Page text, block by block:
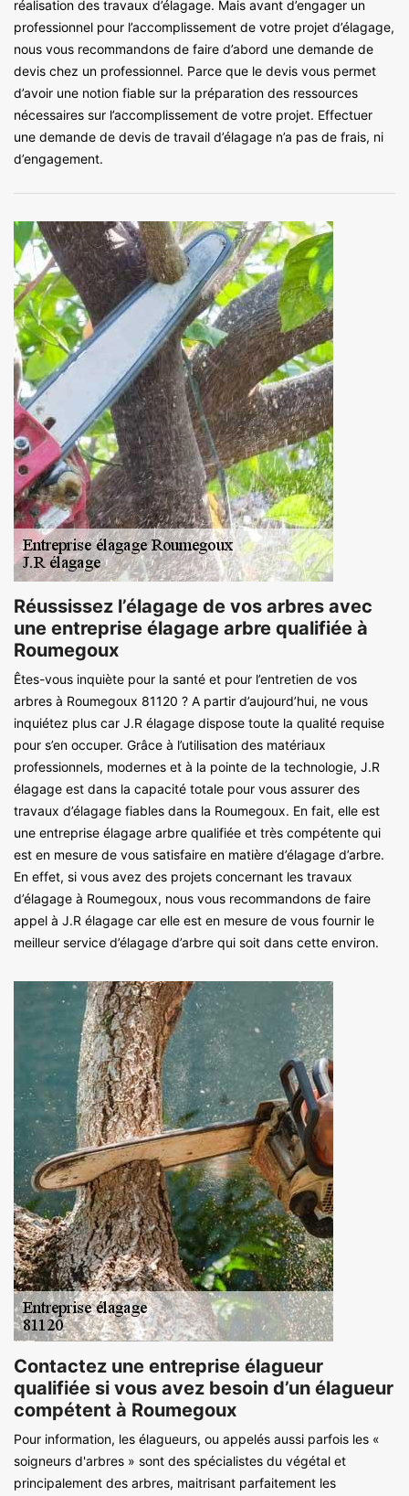
réalisation des travaux d’élagage. Mais avant d’engager un
professionnel pour l’accomplissement de votre projet d’élagage,
nous vous recommandons de faire d’abord une demande de
devis chez un professionnel. Parce que le devis vous permet
d’avoir une notion fiable sur la préparation des ressources
nécessaires sur l’accomplissement de votre projet. Effectuer
une demande de devis de travail d’élagage n’a pas de frais, ni
d’engagement.
Réussissez l’élagage de vos arbres avec
une entreprise élagage arbre qualifiée à
Roumegoux
Êtes-vous inquiète pour la santé et pour l’entretien de vos
arbres à Roumegoux 81120 ? A partir d’aujourd’hui, ne vous
inquiétez plus car J.R élagage dispose toute la qualité requise
pour s’en occuper. Grâce à l’utilisation des matériaux
professionnels, modernes et à la pointe de la technologie, J.R
élagage est dans la capacité totale pour vous assurer des
travaux d’élagage fiables dans la Roumegoux. En fait, elle est
une entreprise élagage arbre qualifiée et très compétente qui
est en mesure de vous satisfaire en matière d’élagage d’arbre.
En effet, si vous avez des projets concernant les travaux
d’élagage à Roumegoux, nous vous recommandons de faire
appel à J.R élagage car elle est en mesure de vous fournir le
meilleur service d’élagage d’arbre qui soit dans cette environ.
Contactez une entreprise élagueur
qualifiée si vous avez besoin d’un élagueur
compétent à Roumegoux
Pour information, les élagueurs, ou appelés aussi parfois les «
soigneurs d'arbres » sont des spécialistes du végétal et
principalement des arbres, maitrisant parfaitement les